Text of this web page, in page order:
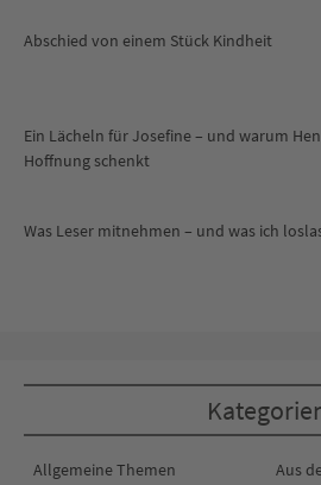
Abschied von einem Stück Kindheit
Ein Lächeln für Josefine – und warum
Hoffnung schenkt
Was Leser mitnehmen – und was ich
Allgemeine Themen Aus